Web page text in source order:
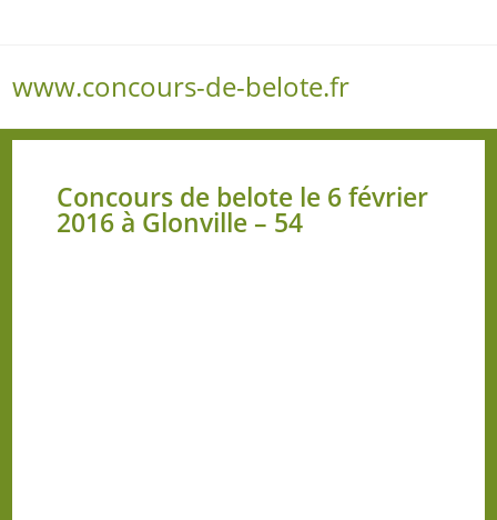
www.concours-de-belote.fr
Concours de belote le 6 février
2016 à Glonville – 54